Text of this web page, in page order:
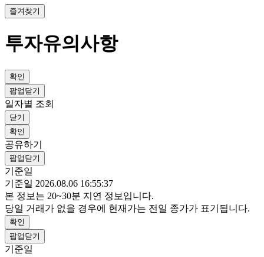
즐겨찾기
투자유의사항
확인
팝업닫기
일자별 조회
닫기
확인
공유하기
팝업닫기
기준일
기준일 2026.08.06 16:55:37
본 정보는 20~30분 지연 정보입니다.
당일 거래가 없을 경우에 현재가는 전일 종가가 표기됩니다.
확인
팝업닫기
기준일